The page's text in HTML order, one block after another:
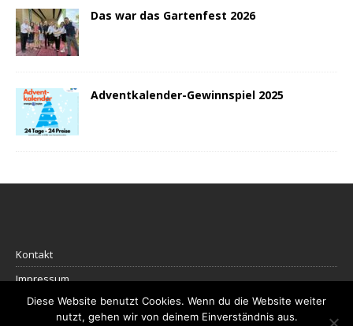
Das war das Gartenfest 2026
Adventkalender-Gewinnspiel 2025
Kontakt
Impressum
Datenschutz
Diese Website benutzt Cookies. Wenn du die Website weiter
nutzt, gehen wir von deinem Einverständnis aus.